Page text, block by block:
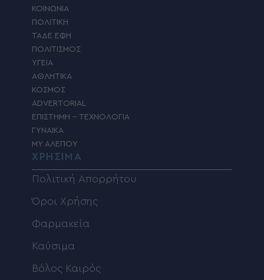
ΚΟΙΝΩΝΙΑ
ΠΟΛΙΤΙΚΗ
ΤΑΔΕ ΕΦΗ
ΠΟΛΙΤΙΣΜΟΣ
ΥΓΕΙΑ
ΑΘΛΗΤΙΚΑ
ΚΟΣΜΟΣ
ADVERTORIAL
ΕΠΙΣΤΗΜΗ – ΤΕΧΝΟΛΟΓΙΑ
ΓΥΝΑΙΚΑ
MY ΑΛΕΠΟΥ
ΧΡΗΣΙΜΑ
Πολιτική Απορρήτου
Όροι Χρήσης
Φαρμακεία
Καύσιμα
Βόλος Καιρός